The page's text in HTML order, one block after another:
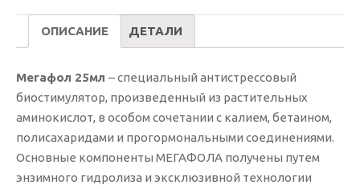
ОПИСАНИЕ ДЕТАЛИ
Мегафол 25мл – специальный антистрессовый
биостимулятор, произведенный из растительных
аминокислот, в особом сочетании с калием, бетаином,
полисахаридами и прогормональными соединениями.
Основные компоненты МЕГАФОЛА получены путем
энзимного гидролиза и эксклюзивной технологии